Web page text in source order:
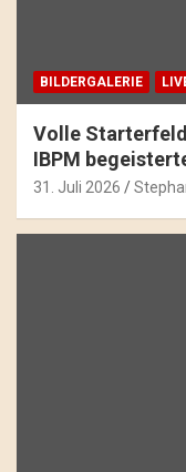
BILDERGALERIE
Volle
IBPM
31. Juli 2026